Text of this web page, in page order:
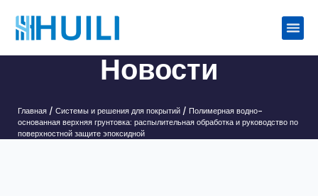
Новости
Главная / Системы и решения для покрытий / Полимерная водно-
основанная верхняя грунтовка: распылительная обработка и руководство по
поверхностной защите эпоксидной